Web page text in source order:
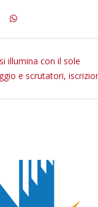
illumina con il sole
e scrutatori,